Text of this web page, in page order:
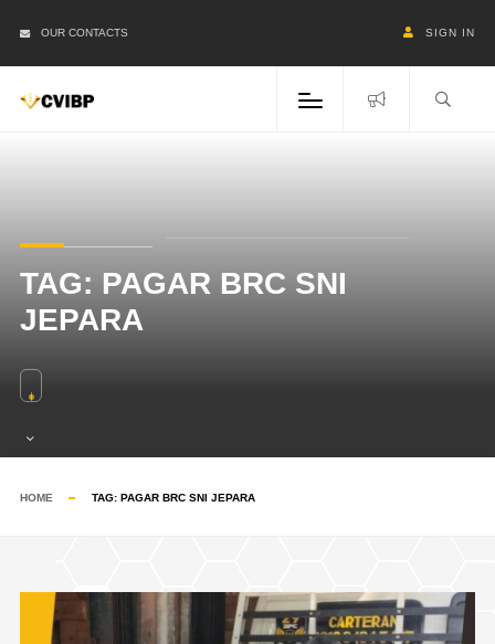
OUR CONTACTS SIGN IN
TAG: PAGAR BRC SNI
JEPARA
HOME TAG: PAGAR BRC SNI JEPARA